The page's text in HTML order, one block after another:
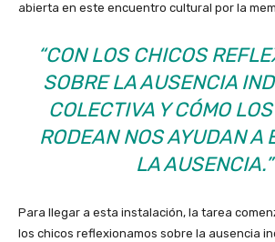
abierta en este encuentro cultural por la
“CON LOS CHICOS
SOBRE LA AUSENCIA
COLECTIVA Y CÓMO
RODEAN NOS AYUDAN A
LA AUSENCIA.”
Para llegar a esta instalación, la tarea
los chicos reflexionamos sobre la ausencia